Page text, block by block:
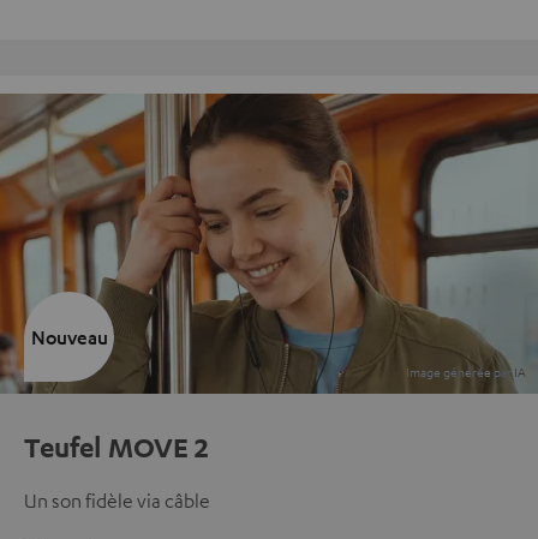
Teufel MOVE 2
Un son fidèle via câble
Nouveau